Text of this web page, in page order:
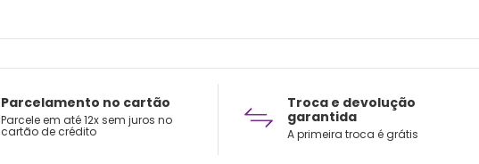
Parcelamento no cartão
Parcele em até 12x sem juros no
cartão de crédito
Troca e devolução
garantida
A primeira troca é grátis